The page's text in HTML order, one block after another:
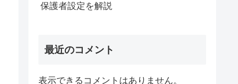
保護者設定を解説
最近のコメント
表示できるコメントはありません。